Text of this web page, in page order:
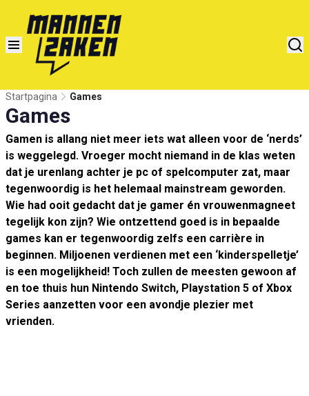
Startpagina Games
Games
Gamen is allang niet meer iets wat alleen voor de ‘nerds’
is weggelegd. Vroeger mocht niemand in de klas weten
dat je urenlang achter je pc of spelcomputer zat, maar
tegenwoordig is het helemaal mainstream geworden.
Wie had ooit gedacht dat je gamer én vrouwenmagneet
tegelijk kon zijn? Wie ontzettend goed is in bepaalde
games kan er tegenwoordig zelfs een carrière in
beginnen. Miljoenen verdienen met een ‘kinderspelletje’
is een mogelijkheid! Toch zullen de meesten gewoon af
en toe thuis hun Nintendo Switch, Playstation 5 of Xbox
Series aanzetten voor een avondje plezier met
vrienden.